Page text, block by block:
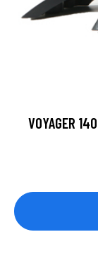
VOYAGER